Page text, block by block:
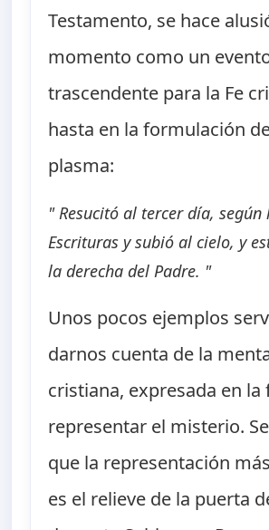
Testamento, se hace
momento como un
trascendente para la Fe
hasta en la formulación
plasma:
" Resucitó al tercer día, según
Escrituras y subió al cielo, y
la derecha del Padre. "
Unos pocos ejemplos
darnos cuenta de la
cristiana, expresada en la
representar el misterio.
que la representación
es el relieve de la puerta